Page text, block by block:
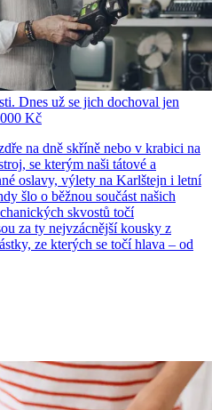
Dnes už se jich dochoval jen
Kč
na dně skříně nebo v krabici na
se kterým naši tátové a
oslavy, výlety na Karlštejn i letní
šlo o běžnou součást našich
skvostů točí
za ty nejvzácnější kousky z
ze kterých se točí hlava – od